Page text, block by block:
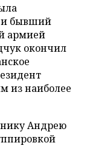
и бывший
армией
окончил
из наиболее
Андрею